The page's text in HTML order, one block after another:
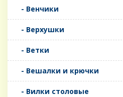
- Венчики
- Верхушки
- Ветки
- Вешалки и крючки
- Вилки столовые